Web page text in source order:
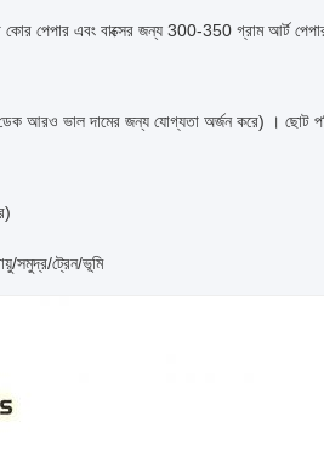
পেপার এবং বাক্সের জন্য 300-350 গ্রাম আর্ট
আরও ভাল দামের জন্য যোগ্যতা অর্জন করে) । ছোট
সমুদ্র/ট্রেন/ভূমি